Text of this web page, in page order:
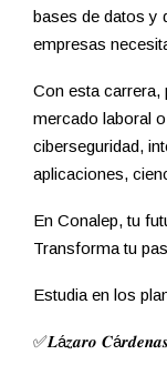
bases de datos y
empresas
Con esta carrera,
mercado laboral
ciberseguridad,
aplicaciones,
En Conalep, tu
Transforma tu
Estudia en los
✅𝑳á𝒛𝒂𝒓𝒐 𝑪á𝒓𝒅𝒆𝒏𝒂𝒔